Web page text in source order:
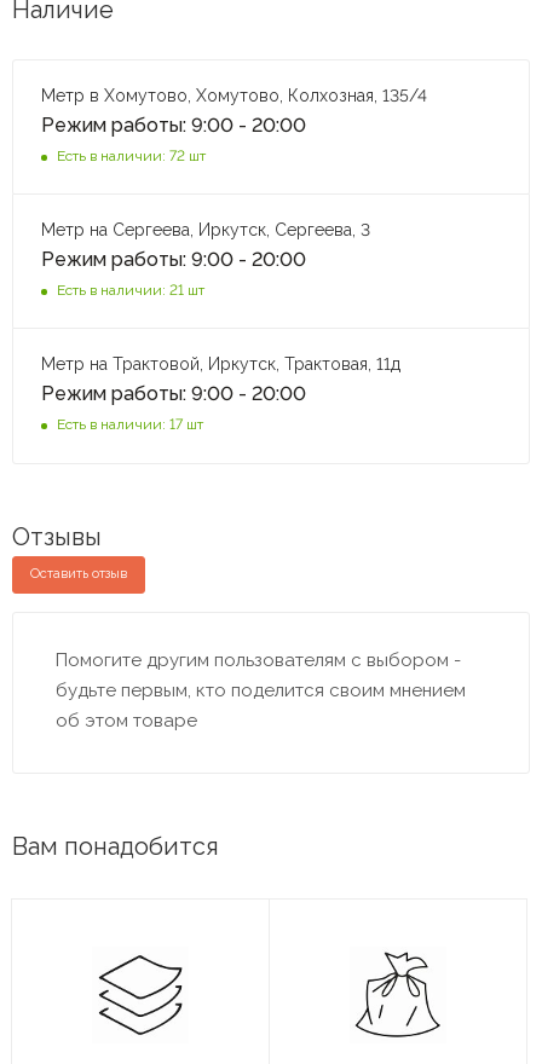
Наличие
Метр в Хомутово, Хомутово, Колхозная, 135/4
Режим работы: 9:00 - 20:00
Есть в наличии: 72 шт
Метр на Сергеева, Иркутск, Сергеева, 3
Режим работы: 9:00 - 20:00
Есть в наличии: 21 шт
Метр на Трактовой, Иркутск, Трактовая, 11д
Режим работы: 9:00 - 20:00
Есть в наличии: 17 шт
Отзывы
Оставить отзыв
Помогите другим пользователям с выбором -
будьте первым, кто поделится своим мнением
об этом товаре
Вам понадобится